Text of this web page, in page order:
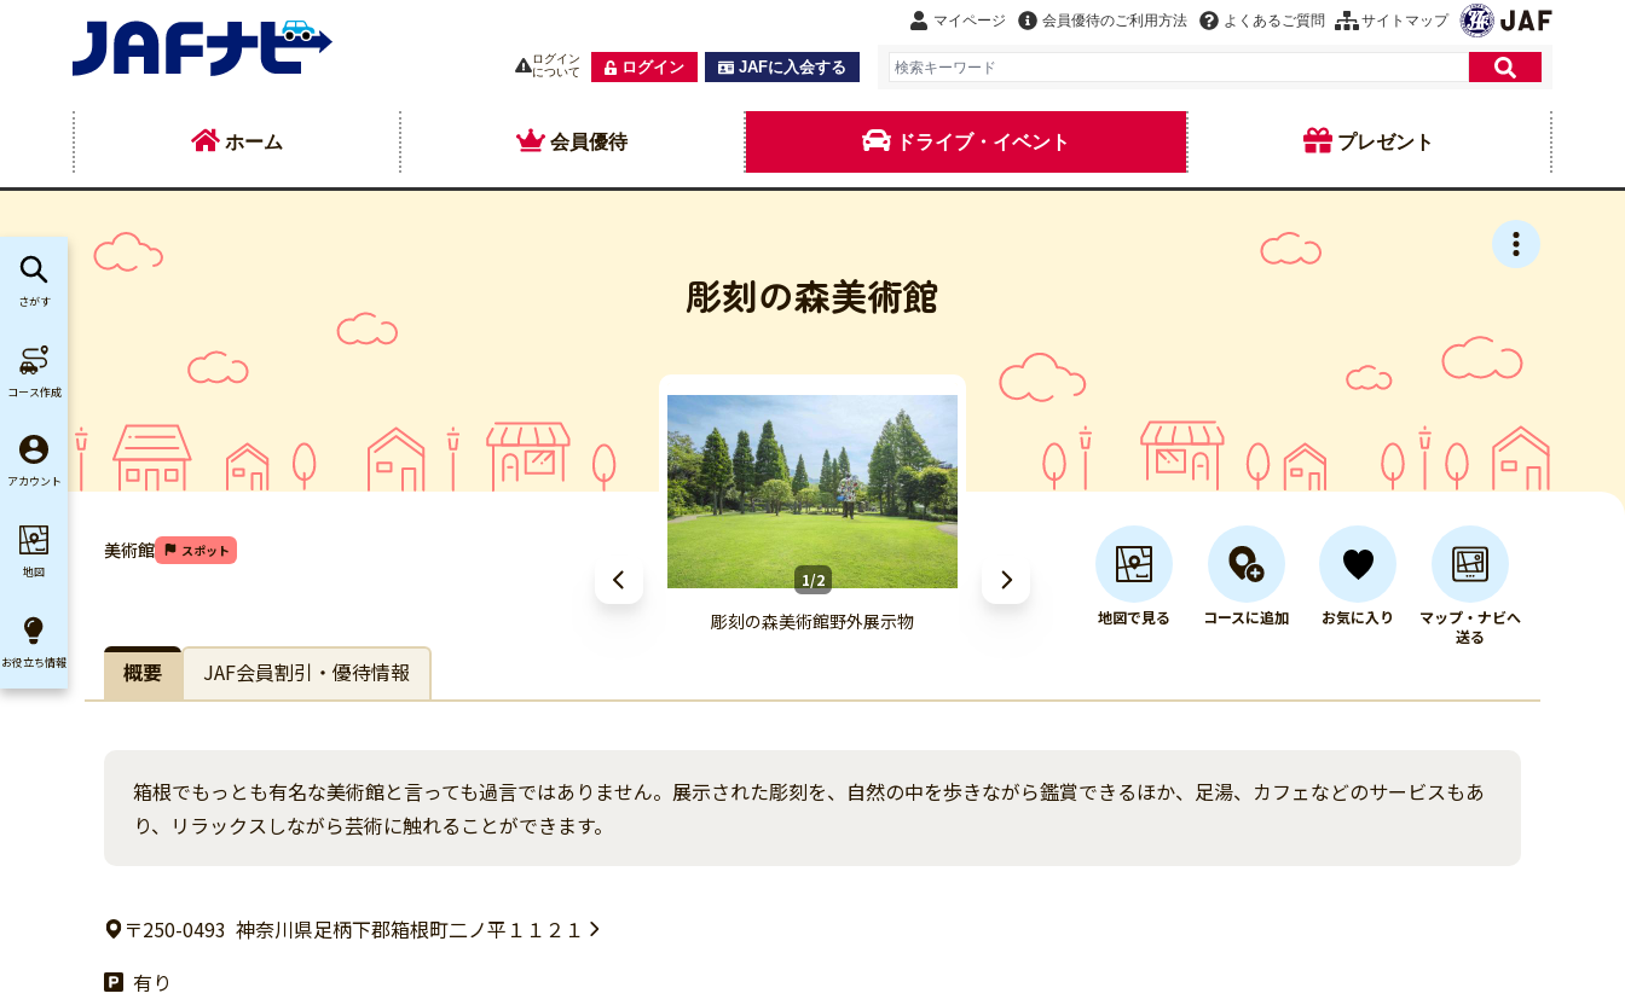
マイページ 会員優待のご利用方法 よくあるご質問 サイトマップ
ログイン
について
ログイン JAFに入会する
ホーム 会員優待 ドライブ・イベント プレゼント
彫刻の森美術館
1/2
彫刻の森美術館野外展示物
美術館 スポット
地図で見る コースに追加 お気に入り
マップ・ナビへ
送る
概要 JAF会員割引・優待情報
箱根でもっとも有名な美術館と言っても過言ではありません。展示された彫刻を、自然の中を歩きながら鑑賞できるほか、足湯、カフェなどのサービスもあ
り、リラックスしながら芸術に触れることができます。
〒250-0493 神奈川県足柄下郡箱根町二ノ平１１２１
有り
さがす
コース作成
アカウント
地図
お役立ち情報